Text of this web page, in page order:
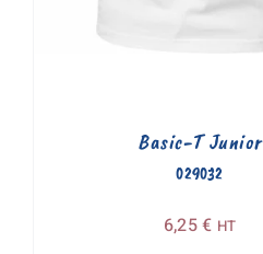
029032
Basic-T Junior
6,25€ HT